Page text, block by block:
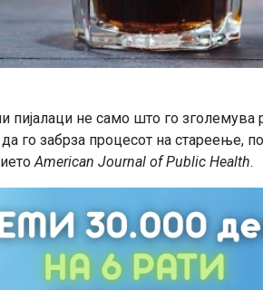
не само што го зголемува
го забрза процесот на стареење,
American Journal of Public Health.